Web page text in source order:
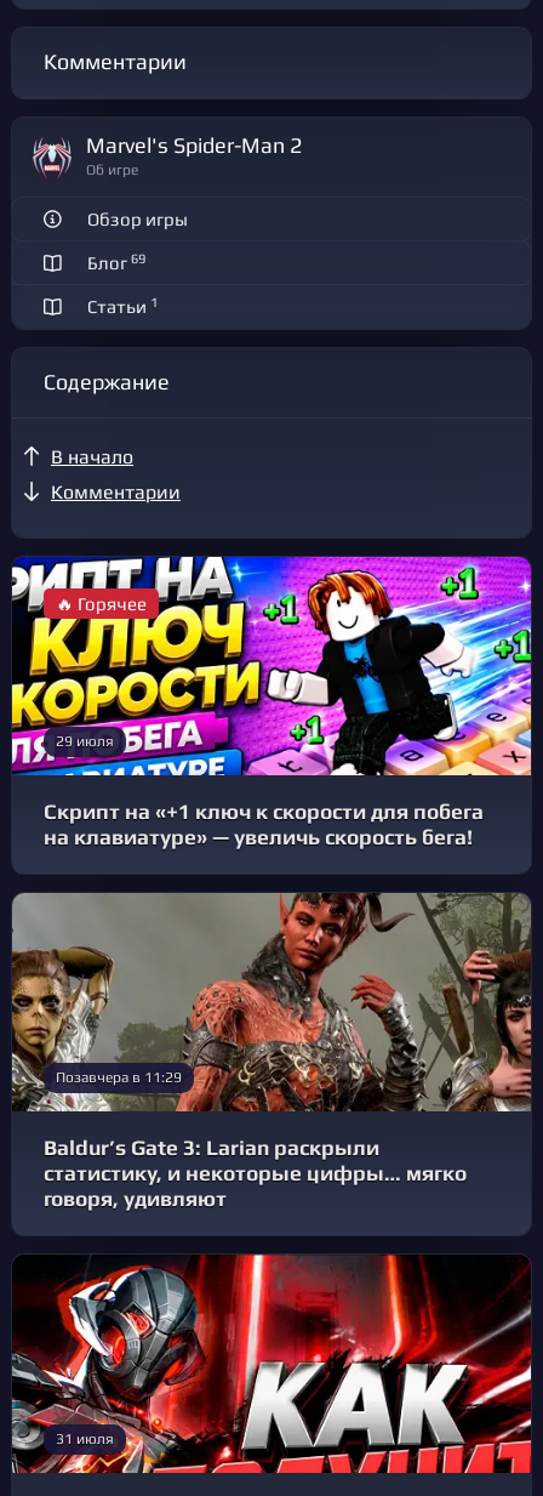
Комментарии
Marvel's Spider-Man 2
Об игре
Обзор игры
Блог 69
Статьи 1
Содержание
В начало
Комментарии
🔥 Горячее
29 июля
Скрипт на «+1 ключ к скорости для побега
на клавиатуре» — увеличь скорость бега!
Позавчера в 11:29
Baldur’s Gate 3: Larian раскрыли
статистику, и некоторые цифры… мягко
говоря, удивляют
31 июля